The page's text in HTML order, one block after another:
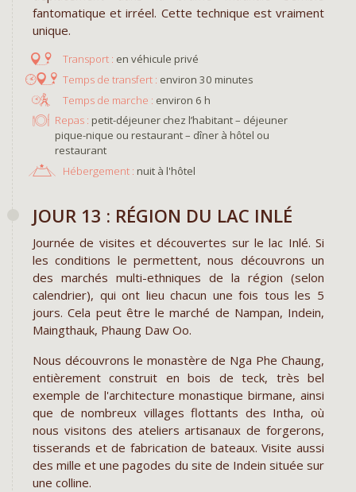
fantomatique et irréel. Cette technique est vraiment
unique.
en véhicule privé
environ 30 minutes
environ 6 h
Repas : petit-déjeuner chez l’habitant – déjeuner
pique-nique ou restaurant – dîner à hôtel ou
restaurant
Hébergement : nuit à l'hôtel
JOUR 13 : RÉGION DU LAC INLÉ
Journée de visites et découvertes sur le lac Inlé. Si
les conditions le permettent, nous découvrons un
des marchés multi-ethniques de la région (selon
calendrier), qui ont lieu chacun une fois tous les 5
jours. Cela peut être le marché de Nampan, Indein,
Maingthauk, Phaung Daw Oo.
Nous découvrons le monastère de Nga Phe Chaung,
entièrement construit en bois de teck, très bel
exemple de l'architecture monastique birmane, ainsi
que de nombreux villages flottants des Intha, où
nous visitons des ateliers artisanaux de forgerons,
tisserands et de fabrication de bateaux. Visite aussi
des mille et une pagodes du site de Indein située sur
une colline.